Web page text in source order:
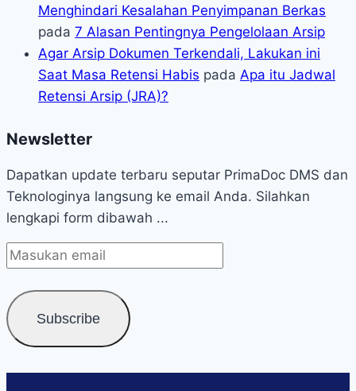
Menghindari Kesalahan Penyimpanan Berkas
pada 7 Alasan Pentingnya Pengelolaan Arsip
Agar Arsip Dokumen Terkendali, Lakukan ini
Saat Masa Retensi Habis pada Apa itu Jadwal
Retensi Arsip (JRA)?
Newsletter
Dapatkan update terbaru seputar PrimaDoc DMS dan
Teknologinya langsung ke email Anda. Silahkan
lengkapi form dibawah ...